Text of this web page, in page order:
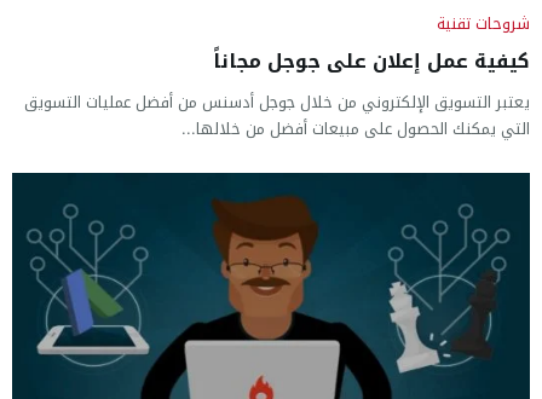
شروحات تقنية
كيفية عمل إعلان على جوجل مجاناً
يعتبر التسويق الإلكتروني من خلال جوجل أدسنس من أفضل عمليات التسويق
التي يمكنك الحصول على مبيعات أفضل من خلالها...